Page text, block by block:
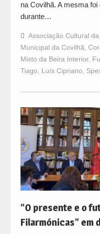
na Covilhã. A mesma
durante…
Associação Cultural
Municipal da Covilhã
Misto da Beira Interior,
Tiago
Luís Cipriano
“O presente e o
Filarmónicas” em